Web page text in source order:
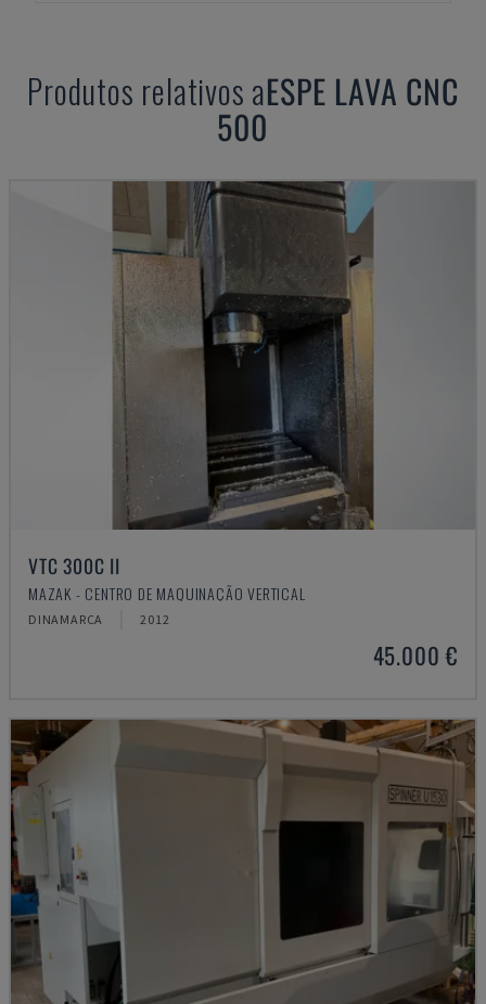
Produtos relativos aESPE LAVA CNC
500
VTC 300C II
MAZAK - CENTRO DE MAQUINAÇÃO VERTICAL
DINAMARCA 2012
45.000 €